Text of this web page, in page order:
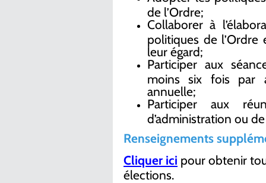
de l’Ordre;
Collaborer à
politiques de
leur égard;
Participer aux
moins six fois par
annuelle;
Participer aux
d’administration ou
Renseignements
Cliquer ici pour obtenir
élections.